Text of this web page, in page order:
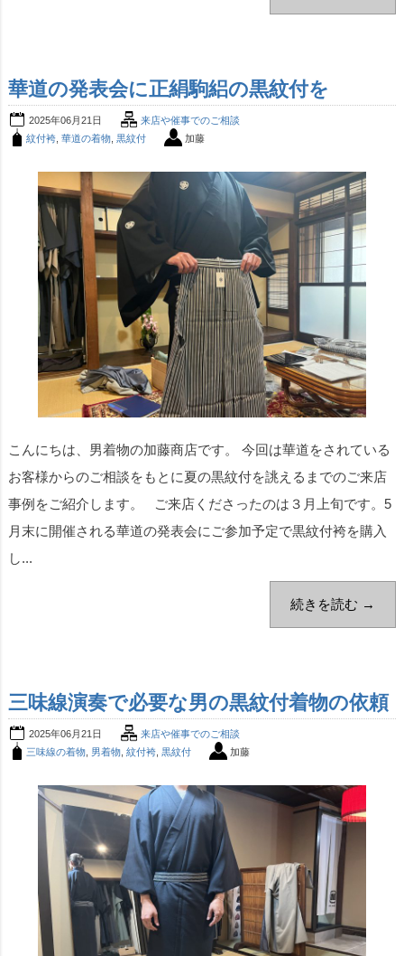
華道の発表会に正絹駒絽の黒紋付を
2025年06月21日
来店や催事でのご相談
紋付袴, 華道の着物, 黒紋付 加藤
こんにちは、男着物の加藤商店です。 今回は華道をされている
お客様からのご相談をもとに夏の黒紋付を誂えるまでのご来店
事例をご紹介します。 ご来店くださったのは３月上旬です。5
月末に開催される華道の発表会にご参加予定で黒紋付袴を購入
し...
続きを読む →
三味線演奏で必要な男の黒紋付着物の依頼
2025年06月21日
来店や催事でのご相談
三味線の着物, 男着物, 紋付袴, 黒紋付 加藤